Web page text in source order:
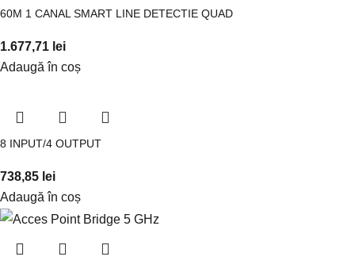
60M 1 CANAL SMART LINE DETECTIE QUAD
1.677,71 lei
Adaugă în coș
8 INPUT/4 OUTPUT
738,85 lei
Adaugă în coș